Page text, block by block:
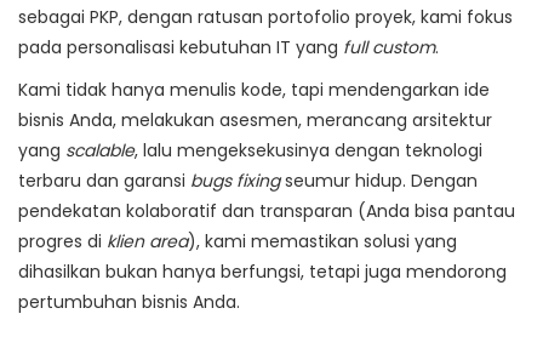
sebagai PKP, dengan ratusan portofolio proyek, kami fokus
pada personalisasi kebutuhan IT yang full custom.
Kami tidak hanya menulis kode, tapi mendengarkan ide
bisnis Anda, melakukan asesmen, merancang arsitektur
yang scalable, lalu mengeksekusinya dengan teknologi
terbaru dan garansi bugs fixingseumur hidup. Dengan
pendekatan kolaboratif dan transparan (Anda bisa pantau
progres di klien area), kami memastikan solusi yang
dihasilkan bukan hanya berfungsi, tetapi juga mendorong
pertumbuhan bisnis Anda.